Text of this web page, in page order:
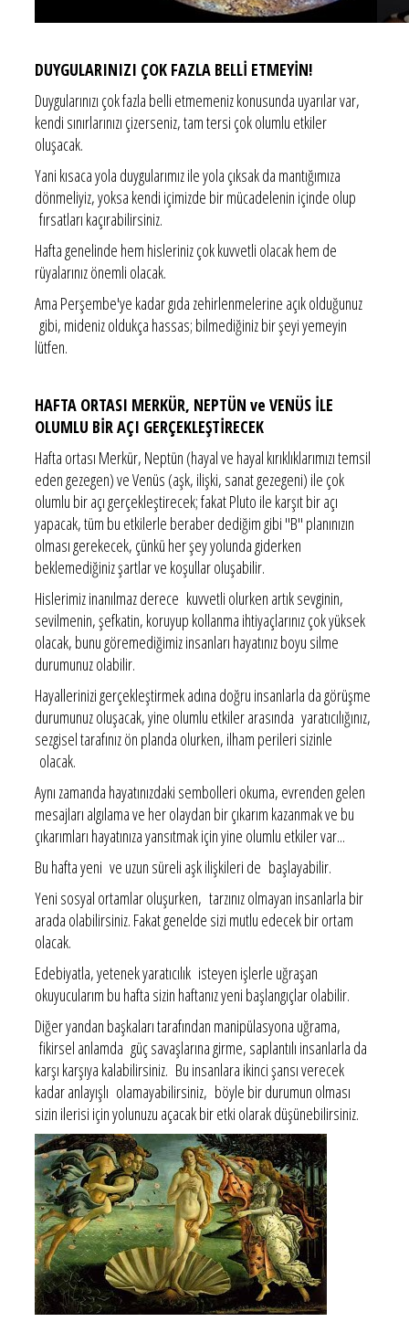
DUYGULARINIZI ÇOK FAZLA BELLİ ETMEYİN!
Duygularınızı çok fazla belli etmemeniz konusunda uyarılar var,
kendi sınırlarınızı çizerseniz, tam tersi çok olumlu etkiler
oluşacak.
Yani kısaca yola duygularımız ile yola çıksak da mantığımıza
dönmeliyiz, yoksa kendi içimizde bir mücadelenin içinde olup
fırsatları kaçırabilirsiniz.
Hafta genelinde hem hisleriniz çok kuvvetli olacak hem de
rüyalarınız önemli olacak.
Ama Perşembe'ye kadar gıda zehirlenmelerine açık olduğunuz
gibi, mideniz oldukça hassas; bilmediğiniz bir şeyi yemeyin
lütfen.
HAFTA ORTASI MERKÜR, NEPTÜN ve VENÜS İLE
OLUMLU BİR AÇI GERÇEKLEŞTİRECEK
Hafta ortası Merkür, Neptün (hayal ve hayal kırıklıklarımızı temsil
eden gezegen) ve Venüs (aşk, ilişki, sanat gezegeni) ile çok
olumlu bir açı gerçekleştirecek; fakat Pluto ile karşıt bir açı
yapacak, tüm bu etkilerle beraber dediğim gibi "B" planınızın
olması gerekecek, çünkü her şey yolunda giderken
beklemediğiniz şartlar ve koşullar oluşabilir.
Hislerimiz inanılmaz derece kuvvetli olurken artık sevginin,
sevilmenin, şefkatin, koruyup kollanma ihtiyaçlarınız çok yüksek
olacak, bunu göremediğimiz insanları hayatınız boyu silme
durumunuz olabilir.
Hayallerinizi gerçekleştirmek adına doğru insanlarla da görüşme
durumunuz oluşacak, yine olumlu etkiler arasında yaratıcılığınız,
sezgisel tarafınız ön planda olurken, ilham perileri sizinle
olacak.
Aynı zamanda hayatınızdaki sembolleri okuma, evrenden gelen
mesajları algılama ve her olaydan bir çıkarım kazanmak ve bu
çıkarımları hayatınıza yansıtmak için yine olumlu etkiler var...
Bu hafta yeni ve uzun süreli aşk ilişkileri de başlayabilir.
Yeni sosyal ortamlar oluşurken, tarzınız olmayan insanlarla bir
arada olabilirsiniz. Fakat genelde sizi mutlu edecek bir ortam
olacak.
Edebiyatla, yetenek yaratıcılık isteyen işlerle uğraşan
okuyucularım bu hafta sizin haftanız yeni başlangıçlar olabilir.
Diğer yandan başkaları tarafından manipülasyona uğrama,
fikirsel anlamda güç savaşlarına girme, saplantılı insanlarla da
karşı karşıya kalabilirsiniz. Bu insanlara ikinci şansı verecek
kadar anlayışlı olamayabilirsiniz, böyle bir durumun olması
sizin ilerisi için yolunuzu açacak bir etki olarak düşünebilirsiniz.